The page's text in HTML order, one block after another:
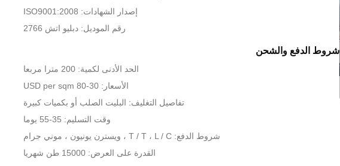
إصدار الشهادات: ISO9001:2008
رقم الموديل: دبليو اتش 2766
شروط الدفع والشحن
الحد الأدنى لكمية: 200 مترا مربعا
الأسعار: 30-80 USD per sqm
تفاصيل التغليف: البليت الصلب أو بكميات كبيرة
وقت التسليم: 35-55 يوما
شروط الدفع: T / T ، L / C ، ويسترن يونيون ، موني جرام
القدرة على العرض: 15000 طن شهريا